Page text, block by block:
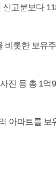
고분보다
비롯한 보유
진 등 총 1억
아파트를 보